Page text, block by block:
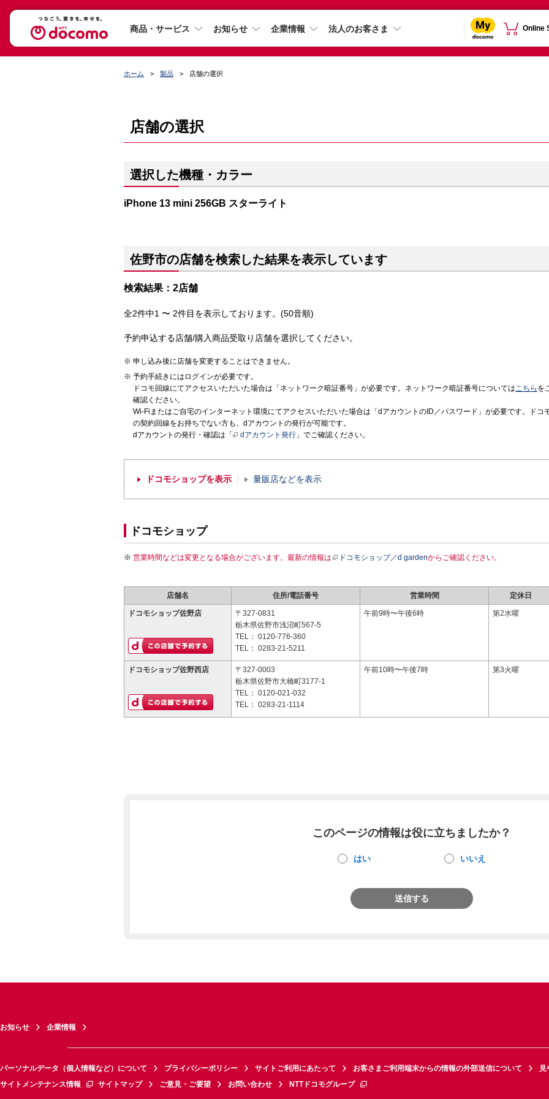
商品・サービス お知らせ 企業情報 法人のお客さま Online
ホーム 製品 店舗の選択
店舗の選択
選択した機種・カラー
iPhone 13 mini 256GB スターライト
佐野市の店舗を検索した結果を表示しています
検索結果：2店舗
全2件中1 〜 2件目を表示しております。(50音順)
予約申込する店舗/購入商品受取り店舗を選択してください。
申し込み後に店舗を変更することはできません。
予約手続きにはログインが必要です。
ドコモ回線にてアクセスいただいた場合は「ネットワーク暗証番号」が必要です。ネットワーク暗証番号についてはこちら を
確認ください。
Wi-Fiまたはご自宅のインターネット環境にてアクセスいただいた場合は「dアカウントのID／パスワード」が必要です。ドコ
の契約回線をお持ちでない方も、dアカウントの発行が可能です。
dアカウントの発行・確認は「
dアカウント発行 」でご確認ください。
ドコモショップを表示 量販店などを表示
ドコモショップ
営業時間などは変更となる場合がございます。最新の情報は ドコモショップ／d gardenからご確認ください。
店舗名 住所/電話番号 営業時間 定休日
ドコモショップ佐野店
〒327-0831
栃木県佐野市浅沼町567-5
TEL： 0120-776-360
TEL： 0283-21-5211
午前9時〜午後6時 第2水曜
ドコモショップ佐野西店
〒327-0003
栃木県佐野市大橋町3177-1
TEL： 0120-021-032
TEL： 0283-21-1114
午前10時〜午後7時 第3火曜
このページの情報は役に立ちましたか？
はい いいえ
送信する
お知らせ 企業情報
パーソナルデータ（個人情報など）について プライバシーポリシー サイトご利用にあたって お客さまご利用端末からの情報の外部送信について
見
サイトメンテナンス情報
サイトマップ ご意見・ご要望 お問い合わせ NTTドコモグループ